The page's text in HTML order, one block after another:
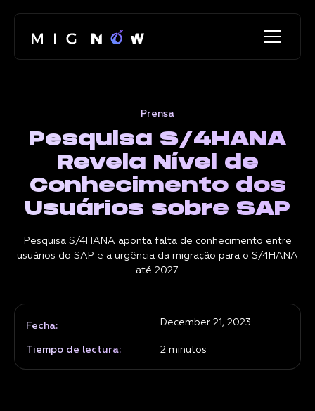
Prensa
Pesquisa S/4HANA
Revela Nível de
Conhecimento dos
Usuários sobre SAP
Pesquisa S/4HANA aponta falta de conhecimento entre
usuários do SAP e a urgência da migração para o S/4HANA
até 2027.
Fecha: December 21, 2023
Tiempo de lectura: 2 minutos